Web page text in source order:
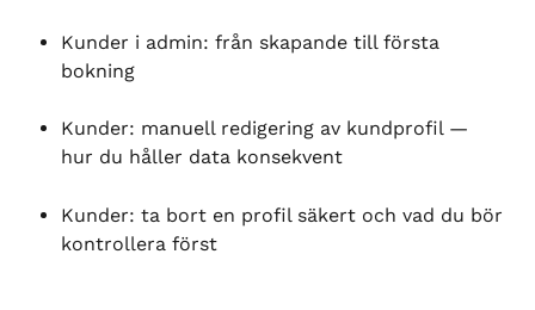
Kunder i admin: från skapande till första
bokning
Kunder: manuell redigering av kundprofil —
hur du håller data konsekvent
Kunder: ta bort en profil säkert och vad du bör
kontrollera först